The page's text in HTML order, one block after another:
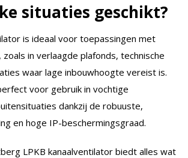
situaties geschikt?
is ideaal voor toepassingen met
in verlaagde plafonds, technische
waar lage inbouwhoogte vereist is.
voor gebruik in vochtige
dankzij de robuuste,
en hoge IP-beschermingsgraad.
LPKB kanaalventilator biedt alles wat